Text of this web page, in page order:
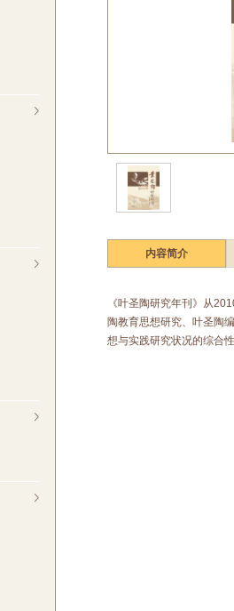
内容简介
《叶圣陶研究年刊》从
陶教育思想研究、叶圣陶
想与实践研究状况的综合